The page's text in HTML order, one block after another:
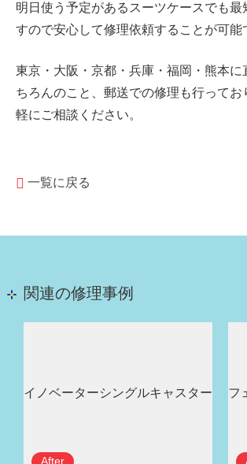
明日使う予定があるスーツケースでも最
すので安心して修理依頼することが可能
東京・大阪・京都・兵庫・福岡・熊本に
ちろんのこと、郵送での修理も行ってお
軽にご相談ください。
一覧に戻る
関連の修理事例